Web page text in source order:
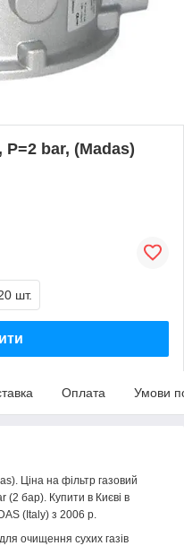
P=2 bar, (Madas)
шт.
Оплата Умови
Ціна на фільтр газовий
(2 бар). Купити в Києві в
(Italy) з 2006 р.
очищення сухих газів